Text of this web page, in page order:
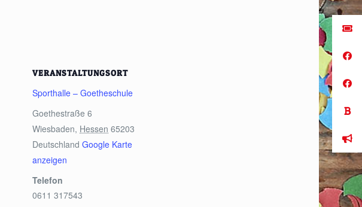
VERANSTALTUNGSORT
Sporthalle – Goetheschule
Goethestraße 6
Wiesbaden, Hessen 65203
Deutschland Google Karte
anzeigen
Telefon
0611 317543